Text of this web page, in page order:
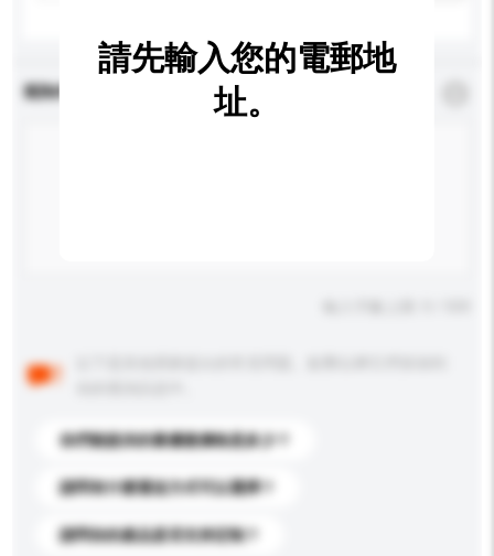
查詢內容
你們能提供的最優惠價格是多少？
請問有什麼運送方式可以選擇？
請問你的產品是否支持定制？
請先輸入您的電郵地
址。